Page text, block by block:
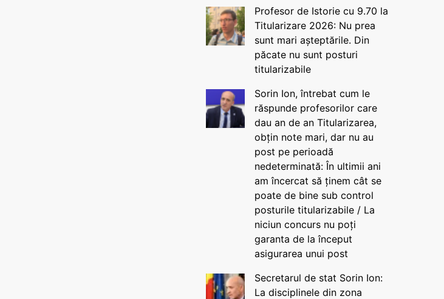
Profesor de Istorie cu 9.70 la
Titularizare 2026: Nu prea
sunt mari așteptările. Din
păcate nu sunt posturi
titularizabile
Sorin Ion, întrebat cum le
răspunde profesorilor care
dau an de an Titularizarea,
obțin note mari, dar nu au
post pe perioadă
nedeterminată: În ultimii ani
am încercat să ținem cât se
poate de bine sub control
posturile titularizabile / La
niciun concurs nu poți
garanta de la început
asigurarea unui post
Secretarul de stat Sorin Ion:
La disciplinele din zona